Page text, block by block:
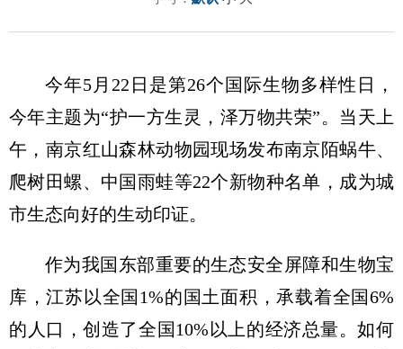
今年5月22日是第26个国际生物多样性日，
今年主题为“护一方生灵，泽万物共荣”。当天上
午，南京红山森林动物园现场发布南京陌蜗牛、
爬树田螺、中国雨蛙等22个新物种名单，成为城
市生态向好的生动印证。
作为我国东部重要的生态安全屏障和生物宝
库，江苏以全国1%的国土面积，承载着全国6%
的人口，创造了全国10%以上的经济总量。如何